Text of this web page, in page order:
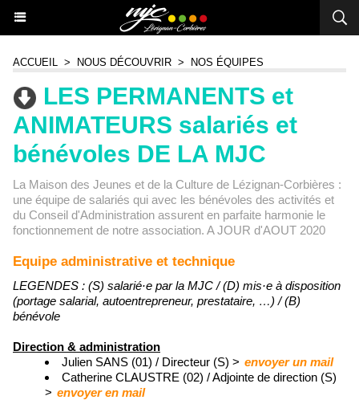
ACCUEIL > NOUS DÉCOUVRIR > NOS ÉQUIPES
LES PERMANENTS et
ANIMATEURS salariés et
bénévoles DE LA MJC
La Maison des Jeunes et de la Culture de Lézignan-Corbières :
une équipe de salariés qui avec les bénévoles des activités et
du Conseil d'Administration assurent en parfaite harmonie le
fonctionnement de notre association. A JOUR d'AOUT 2020
Equipe administrative et technique
LEGENDES : (S) salarié·e par la MJC / (D) mis·e à disposition
(portage salarial, autoentrepreneur, prestataire, …) / (B)
bénévole
Direction & administration
Julien SANS (01) / Directeur (S) > envoyer un mail
Catherine CLAUSTRE (02) / Adjointe de direction (S)
> envoyer en mail